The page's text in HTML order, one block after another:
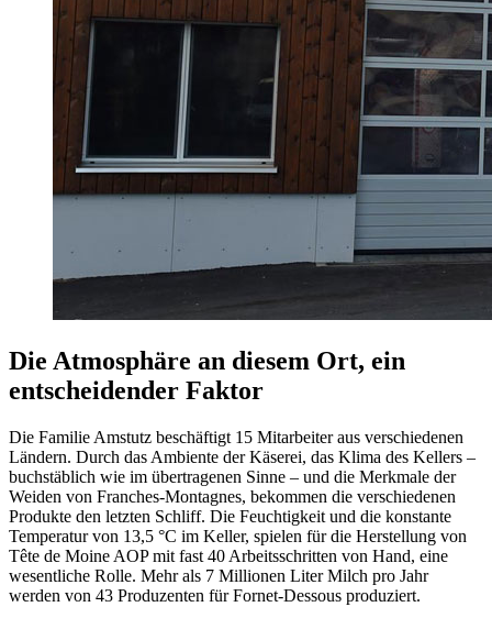
Die Atmosphäre an diesem Ort, ein
entscheidender Faktor
Die Familie Amstutz beschäftigt 15 Mitarbeiter aus verschiedenen
Ländern. Durch das Ambiente der Käserei, das Klima des Kellers –
buchstäblich wie im übertragenen Sinne – und die Merkmale der
Weiden von Franches-Montagnes, bekommen die verschiedenen
Produkte den letzten Schliff. Die Feuchtigkeit und die konstante
Temperatur von 13,5 °C im Keller, spielen für die Herstellung von
Tête de Moine AOP mit fast 40 Arbeitsschritten von Hand, eine
wesentliche Rolle. Mehr als 7 Millionen Liter Milch pro Jahr
werden von 43 Produzenten für Fornet-Dessous produziert.